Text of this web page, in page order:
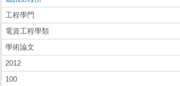
工程學門
電資工程學類
學術論文
2012
100